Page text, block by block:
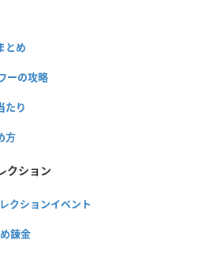
とめ
ーの攻略
たり
方
クション
クションイベント
錬金